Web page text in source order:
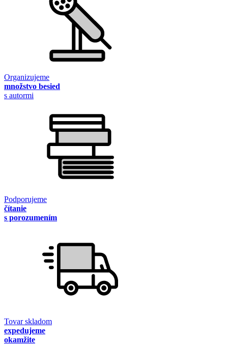
Organizujeme
množstvo besied
s autormi
Podporujeme
čítanie
s porozumením
Tovar skladom
expedujeme
okamžite